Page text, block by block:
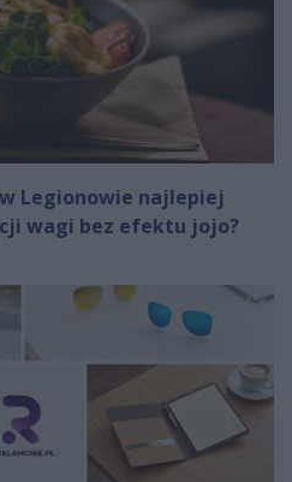
Legionowie najlepiej
wagi bez efektu jojo?